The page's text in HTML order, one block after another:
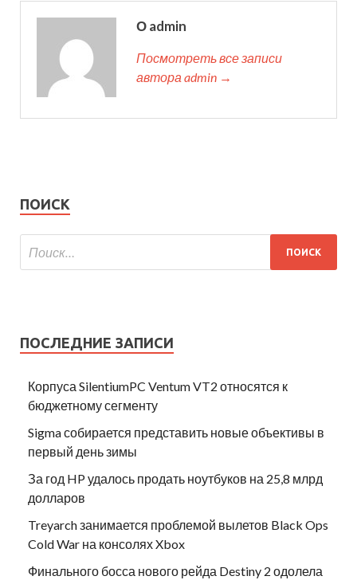
О admin
Посмотреть все записи
автора admin →
ПОИСК
ПОСЛЕДНИЕ ЗАПИСИ
Корпуса SilentiumPC Ventum VT2 относятся к
бюджетному сегменту
Sigma собирается представить новые объективы в
первый день зимы
За год HP удалось продать ноутбуков на 25,8 млрд
долларов
Treyarch занимается проблемой вылетов Black Ops
Cold War на консолях Xbox
Финального босса нового рейда Destiny 2 одолела